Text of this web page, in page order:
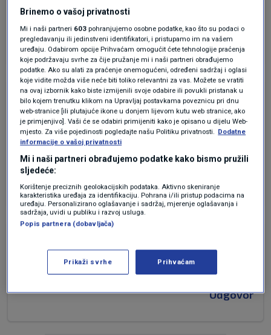
mornarica,baze Nato gore
Odgovor
prije 6 mjeseci
Xxx
Pratite samo zapadne “demokratske” medije
koje izraze koriste za iste akcije onih koji
napadaju i onih koji se brane!
Odgovor
Premalo. Iranci su nesposobniji od Rusa.
Odgovor
Brinemo o vašoj privatnosti
Mi i naši partneri 603 pohranjujemo osobne podatke, kao što su podaci o
pregledavanju ili jedinstveni identifikatori, i pristupamo im na vašem
uređaju. Odabirom opcije Prihvaćam omogućit ćete tehnologije praćenja
koje podržavaju svrhe za čije pružanje mi i naši partneri obrađujemo
podatke. Ako su alati za praćenje onemogućeni, određeni sadržaj i oglasi
koje vidite možda više neće biti toliko relevantni za vas. Možete se vratiti
na ovaj izbornik kako biste izmijenili svoje odabire ili povukli pristanak u
bilo kojem trenutku klikom na Upravljaj postavkama poveznicu pri dnu
web-stranice [ili plutajuće ikone u donjem lijevom kutu web stranice, ako
je primjenjivo]. Vaši će se odabiri primijeniti kako je opisano u dijelu Web-
mjesto. Za više pojedinosti pogledajte našu Politiku privatnosti. Dodatne
informacije o vašoj privatnosti
Mi i naši partneri obrađujemo podatke kako bismo pružili
sljedeće:
Korištenje preciznih geolokacijskih podataka. Aktivno skeniranje
karakteristika uređaja za identifikaciju. Pohrana i/ili pristup podacima na
uređaju. Personalizirano oglašavanje i sadržaj, mjerenje oglašavanja i
sadržaja, uvidi u publiku i razvoj usluga.
Popis partnera (dobavljača)
Prikaži svrhe Prihvaćam